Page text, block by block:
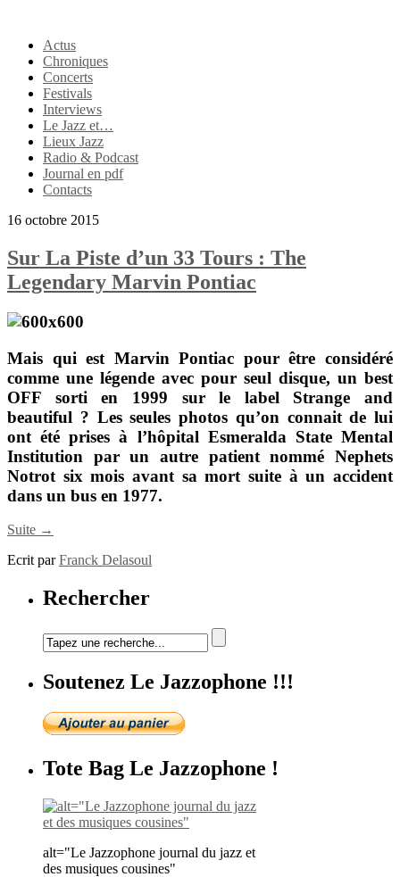
Actus
Chroniques
Concerts
Festivals
Interviews
Le Jazz et…
Lieux Jazz
Radio & Podcast
Journal en pdf
Contacts
16 octobre 2015
Sur La Piste d’un 33 Tours : The
Legendary Marvin Pontiac
Mais qui est Marvin Pontiac pour être considéré
comme une légende avec pour seul disque, un best
OFF sorti en 1999 sur le label Strange and
beautiful ? Les seules photos qu’on connait de lui
ont été prises à l’hôpital Esmeralda State Mental
Institution par un autre patient nommé Nephets
Notrot six mois avant sa mort suite à un accident
dans un bus en 1977.
Suite →
Ecrit parFranck Delasoul
Rechercher
Soutenez Le Jazzophone !!!
Tote Bag Le Jazzophone !
alt="Le Jazzophone journal du jazz et
des musiques cousines"